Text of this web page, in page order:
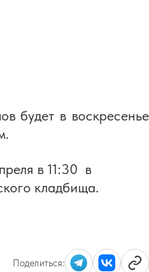
будет в воскресенье
в 11:30 в
кладбища.
Поделиться: